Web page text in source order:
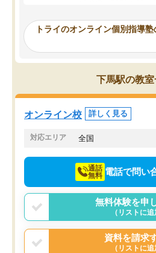
ったんですが、学生の先生から学ぶ
み、徐々に成績が上がったらいいな
思っていました。何が今足りない
を的確に指導いただき、子どももび
くりするほど楽しんでやる気を持っ
塾を受けています。狙い通り、少
つ成績も上がり、苦手意識も無くな
てきたので、さらに苦手な数学も追
でお願いしました。来年の高校受験
トライのオンライン個別指導
下馬駅の教
オンライン校 詳しく見る
対応エリア 全国
通話
無料 電話で問い
無料体験を申
（リストに追
資料を請求
（リストに追